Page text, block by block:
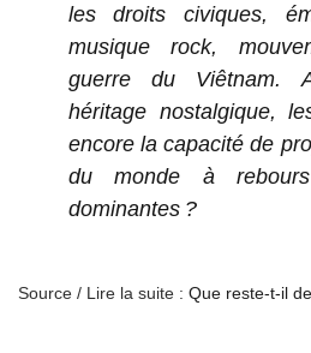
les droits civiques,
musique rock,
guerre du Viêtnam.
héritage nostalgique,
encore la capacité de
du monde à
dominantes ?
Source / Lire la suite : Que reste-t-il